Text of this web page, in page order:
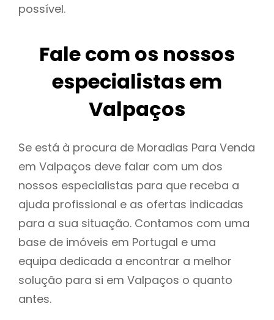
possível.
Fale com os nossos
especialistas em
Valpaços
Se está à procura de Moradias Para Venda
em Valpaços deve falar com um dos
nossos especialistas para que receba a
ajuda profissional e as ofertas indicadas
para a sua situação. Contamos com uma
base de imóveis em Portugal e uma
equipa dedicada a encontrar a melhor
solução para si em Valpaços o quanto
antes.